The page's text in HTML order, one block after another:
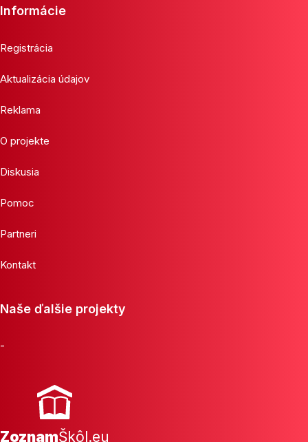
Informácie
Registrácia
Aktualizácia údajov
Reklama
O projekte
Diskusia
Pomoc
Partneri
Kontakt
Naše ďalšie projekty
-
ZoznamŠkôl.eu